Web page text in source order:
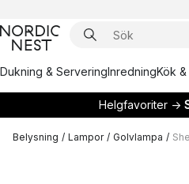
Dukning & ServeringInredningKök
Helgfavoriter →
Belysning / Lampor / Golvlampa /